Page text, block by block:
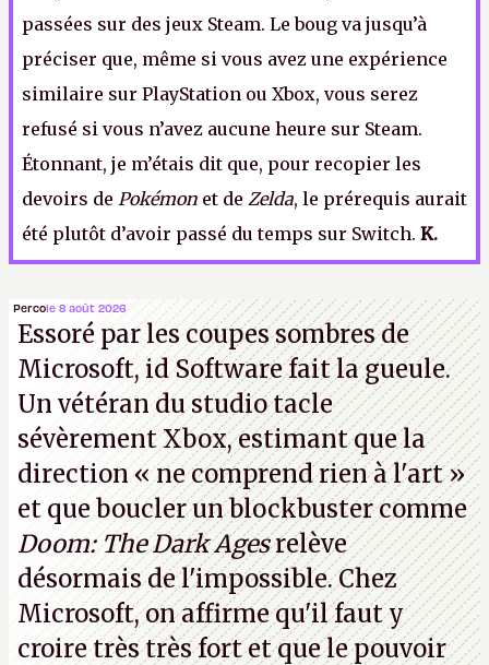
passées sur des jeux Steam. Le boug va jusqu’à
préciser que, même si vous avez une expérience
similaire sur PlayStation ou Xbox, vous serez
refusé si vous n’avez aucune heure sur Steam.
Étonnant, je m’étais dit que, pour recopier les
devoirs de Pokémon et de Zelda, le prérequis aurait
été plutôt d’avoir passé du temps sur Switch. K.
Percole 8 août 2026
Essoré par les coupes sombres de
Microsoft, id Software fait la gueule.
Un vétéran du studiotacle
sévèrement Xbox, estimant que la
direction« ne comprend rien à l'art »
et que boucler un blockbuster comme
Doom: The Dark Agesrelève
désormais de l'impossible. Chez
Microsoft, on affirme qu'il faut y
croire très très fort et que le pouvoir